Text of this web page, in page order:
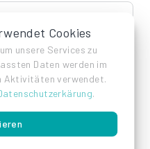
Cookies
unsere Services zu
Daten werden im
Aktivitäten verwendet.
.